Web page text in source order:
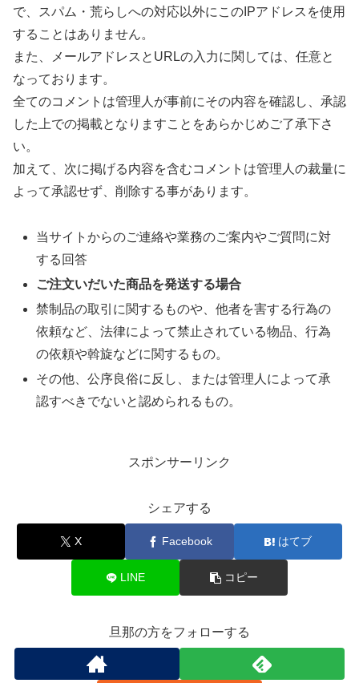
で、スパム・荒らしへの対応以外にこのIPアドレスを使用
することはありません。
また、メールアドレスとURLの入力に関しては、任意と
なっております。
全てのコメントは管理人が事前にその内容を確認し、承認
した上での掲載となりますことをあらかじめご了承下さ
い。
加えて、次に掲げる内容を含むコメントは管理人の裁量に
よって承認せず、削除する事があります。
当サイトからのご連絡や業務のご案内やご質問に対
する回答
ご注文いだいた商品を発送する場合
禁制品の取引に関するものや、他者を害する行為の
依頼など、法律によって禁止されている物品、行為
の依頼や斡旋などに関するもの。
その他、公序良俗に反し、または管理人によって承
認すべきでないと認められるもの。
スポンサーリンク
シェアする
X Facebook はてブ
LINE コピー
旦那の方をフォローする